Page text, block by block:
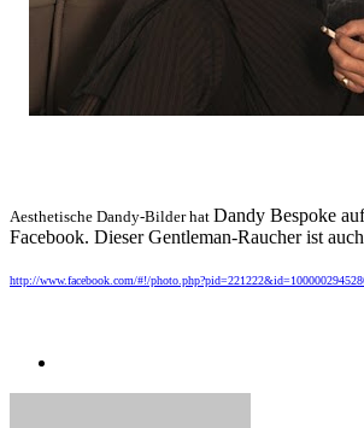
Aesthetische Dandy-Bilder hat Dandy Bespoke
Facebook. Dieser Gentleman-Raucher ist
http://www.facebook.com/#!/